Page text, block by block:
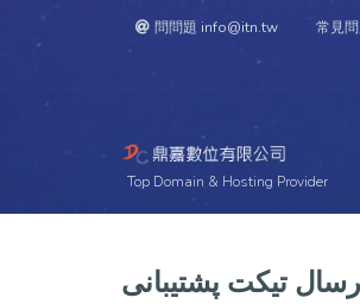
問問題 info@itn.tw 常見
Top Domain & Hosting Provider
تیکت پشتیبانی